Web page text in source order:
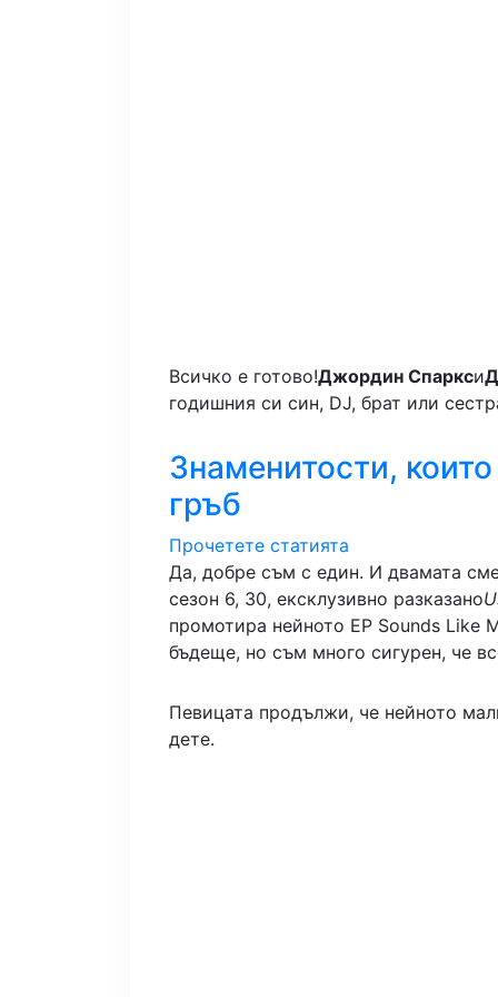
Всичко е готово!Джордин Спаркси
годишния си син, DJ, брат или
Знаменитости,
гръб
Прочетете статията
Да, добре съм с един. И двамата
сезон 6, 30, ексклузивно разказано
промотира нейното EP Sounds Like
бъдеще, но съм много сигурен, че
Певицата продължи, че нейното
дете.